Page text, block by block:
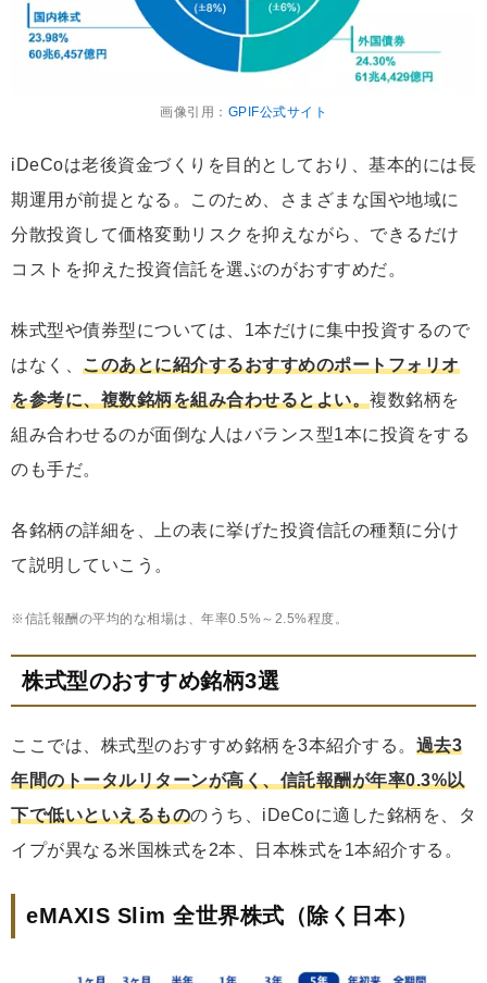
画像引用： GPIF公式サイト
iDeCoは老後資金づくりを目的としており、基本的には長
期運用が前提となる。このため、さまざまな国や地域に
分散投資して価格変動リスクを抑えながら、できるだけ
コストを抑えた投資信託を選ぶのがおすすめだ。
株式型や債券型については、1本だけに集中投資するので
はなく、 このあとに紹介するおすすめのポートフォリオ
を参考に、複数銘柄を組み合わせるとよい。複数銘柄を
組み合わせるのが面倒な人はバランス型1本に投資をする
のも手だ。
各銘柄の詳細を、上の表に挙げた投資信託の種類に分け
て説明していこう。
※信託報酬の平均的な相場は、年率0.5%～2.5%程度。
株式型のおすすめ銘柄3選
ここでは、株式型のおすすめ銘柄を3本紹介する。 過去3
年間のトータルリターンが高く、信託報酬が年率0.3%以
下で低いといえるもののうち、iDeCoに適した銘柄を、タ
イプが異なる米国株式を2本、日本株式を1本紹介する。
eMAXIS Slim 全世界株式（除く日本）